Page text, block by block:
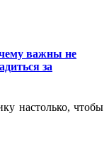
важны не
за
настолько, чтобы